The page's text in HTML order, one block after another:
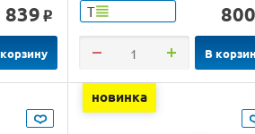
839 o Т 800
В
новинка